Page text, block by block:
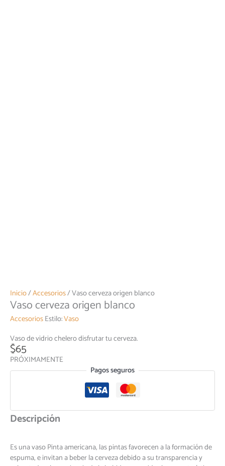
Inicio/Accesorios/ Vaso cerveza origen blanco
Vaso cerveza origen blanco
AccesoriosEstilo:Vaso
Vaso de vidrio chelero disfrutar tu cerveza.
$65
PRÓXIMAMENTE
Pagos seguros
Descripción
Es una vaso Pinta americana, las pintas favorecen a la formación de
espuma, e invitan a beber la cerveza debido a su transparencia y